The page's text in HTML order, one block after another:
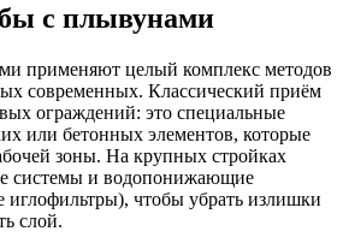
с плывунами
применяют целый комплекс методов
современных. Классический приём
ограждений: это специальные
или бетонных элементов, которые
зоны. На крупных стройках
системы и водопонижающие
чтобы убрать излишки
слой.